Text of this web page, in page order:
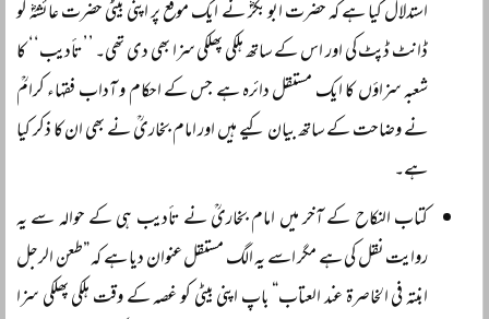
استدلال کیا ہے کہ حضرت ابو بکرؓ نے ایک موقع پر اپنی بیٹی حضرت عائشہؓ کو
ڈانٹ ڈپٹ کی اور اس کے ساتھ ہلکی پھلکی سزا بھی دی تھی۔ ’’تأدیب‘‘ کا
شعبہ سزاؤں کا ایک مستقل دائرہ ہے جس کے احکام و آداب فقہاء کرامؒ
نے وضاحت کے ساتھ بیان کیے ہیں اور امام بخاریؒ نے بھی ان کا ذکر کیا
ہے۔
کتاب النکاح کے آخر میں امام بخاریؒ نے تأدیب ہی کے حوالہ سے یہ
روایت نقل کی ہے مگر اسے یہ الگ مستقل عنوان دیا ہے کہ ”طعن الرجل
ابنتہ فی الخاصرۃ عند العتاب“ باپ اپنی بیٹی کو غصہ کے وقت ہلکی پھلکی سزا